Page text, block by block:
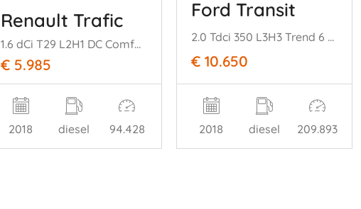
Renault Trafic
1.6 dCi T29 L2H1 DC Comfort Energy
€ 5.985
2018 diesel 94.428
Ford Transit
2.0 Tdci 350 L3H3 Trend 6 Personen 131Pk *Airco
€ 10.650
2018 diesel 209.893